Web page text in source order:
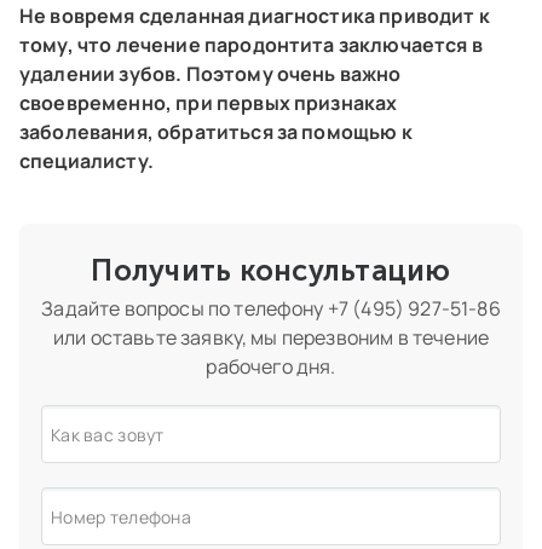
Не вовремя сделанная диагностика приводит к
тому, что лечение пародонтита заключается в
удалении зубов. Поэтому очень важно
своевременно, при первых признаках
заболевания, обратиться за помощью к
специалисту.
Получить консультацию
Задайте вопросы по телефону +7 (495) 927-51-86
или оставьте заявку, мы перезвоним в течение
рабочего дня.
Как вас зовут
Номер телефона